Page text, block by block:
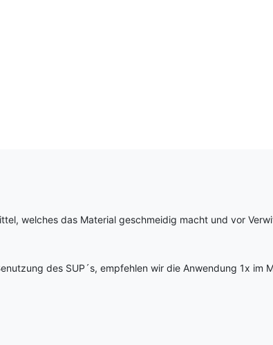
welches das Material geschmeidig macht und vor
des SUP´s, empfehlen wir die Anwendung 1x im